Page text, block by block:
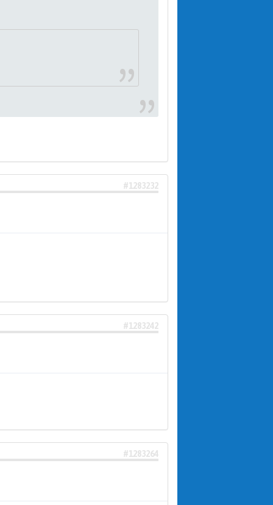
#1283232
#1283242
#1283264